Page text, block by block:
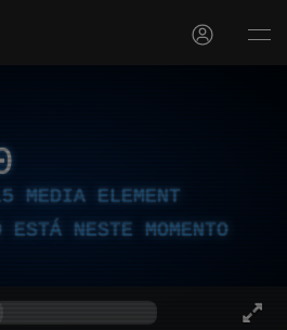
MEDIA ELEMENT
ESTÁ NESTE MOMENTO